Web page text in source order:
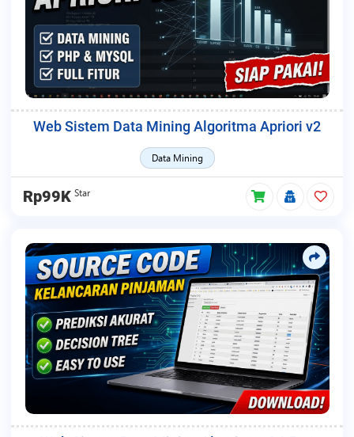
Web Sistem Data Mining Algoritma Apriori v2
Data Mining
Rp99K Star